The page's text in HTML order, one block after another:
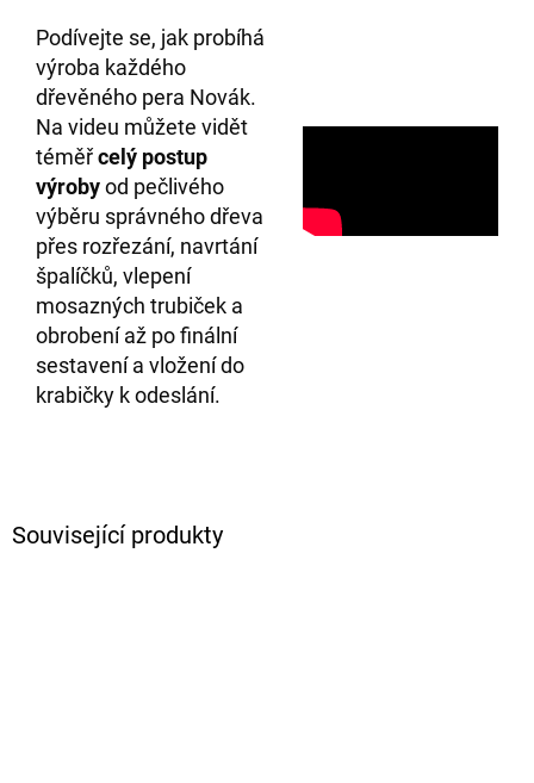
Související produkty
Podívejte se, jak probíhá
výroba každého
dřevěného pera Novák.
Na videu můžete vidět
téměřcelý postup
výrobyod pečlivého
výběru správného dřeva
přes rozřezání, navrtání
špalíčků, vlepení
mosazných trubiček a
obrobení až po finální
sestavení a vložení do
krabičky k odeslání.